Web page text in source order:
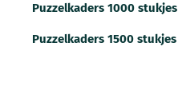
Puzzelkaders 1000 stukjes
Puzzelkaders 1500 stukjes